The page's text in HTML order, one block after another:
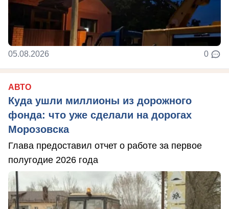
05.08.2026 0
АВТО
Куда ушли миллионы из дорожного
фонда: что уже сделали на дорогах
Морозовска
Глава предоставил отчет о работе за первое
полугодие 2026 года